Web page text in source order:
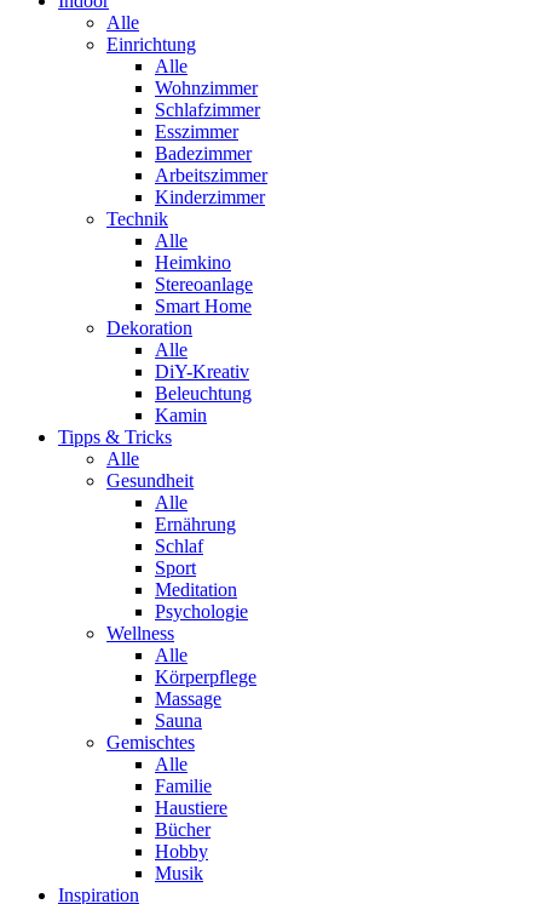
Alle
Einrichtung
Alle
Wohnzimmer
Schlafzimmer
Esszimmer
Badezimmer
Arbeitszimmer
Kinderzimmer
Technik
Alle
Heimkino
Stereoanlage
Smart Home
Dekoration
Alle
DiY-Kreativ
Beleuchtung
Kamin
Tipps & Tricks
Alle
Gesundheit
Alle
Ernährung
Schlaf
Sport
Meditation
Psychologie
Wellness
Alle
Körperpflege
Massage
Sauna
Gemischtes
Alle
Familie
Haustiere
Bücher
Hobby
Musik
Inspiration